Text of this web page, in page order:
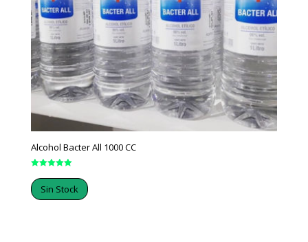
Alcohol Bacter All 1000 CC
5.00
de 5Sin Stock